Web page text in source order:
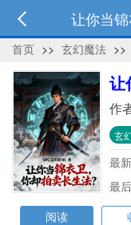
让你当
首页 >> 玄幻魔法 >>
让
作
玄
最
最
阅读